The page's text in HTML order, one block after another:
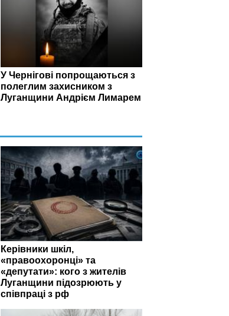
У Чернігові попрощаються з
полеглим захисником з
Луганщини Андрієм Лимарем
Керівники шкіл,
«правоохоронці» та
«депутати»: кого з жителів
Луганщини підозрюють у
співпраці з рф